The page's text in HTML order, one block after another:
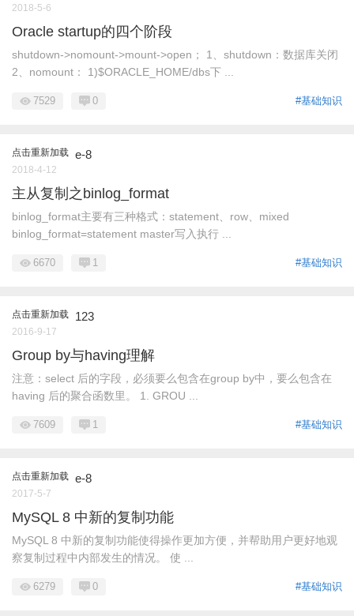
2018-5-6
Oracle startup的四个阶段
shutdown->nomount->mount->open； 1、shutdown：数据库关闭
2、nomount： 1)$ORACLE_HOME/dbs下 ...
#基础知识
7529 0
点击重新加载 e-8
2018-4-12
主从复制之binlog_format
binlog_format主要有三种格式：statement、row、mixed
binlog_format=statement master写入执行 ...
#基础知识
6670 1
点击重新加载 123
2016-9-17
Group by与having理解
注意：select 后的字段，必须要么包含在group by中，要么包含在
having 后的聚合函数里。 1. GROU ...
#基础知识
7609 1
点击重新加载 e-8
2017-5-7
MySQL 8 中新的复制功能
MySQL 8 中新的复制功能使得操作更加方便，并帮助用户更好地观
察复制过程中内部发生的情况。 使 ...
#基础知识
6279 0